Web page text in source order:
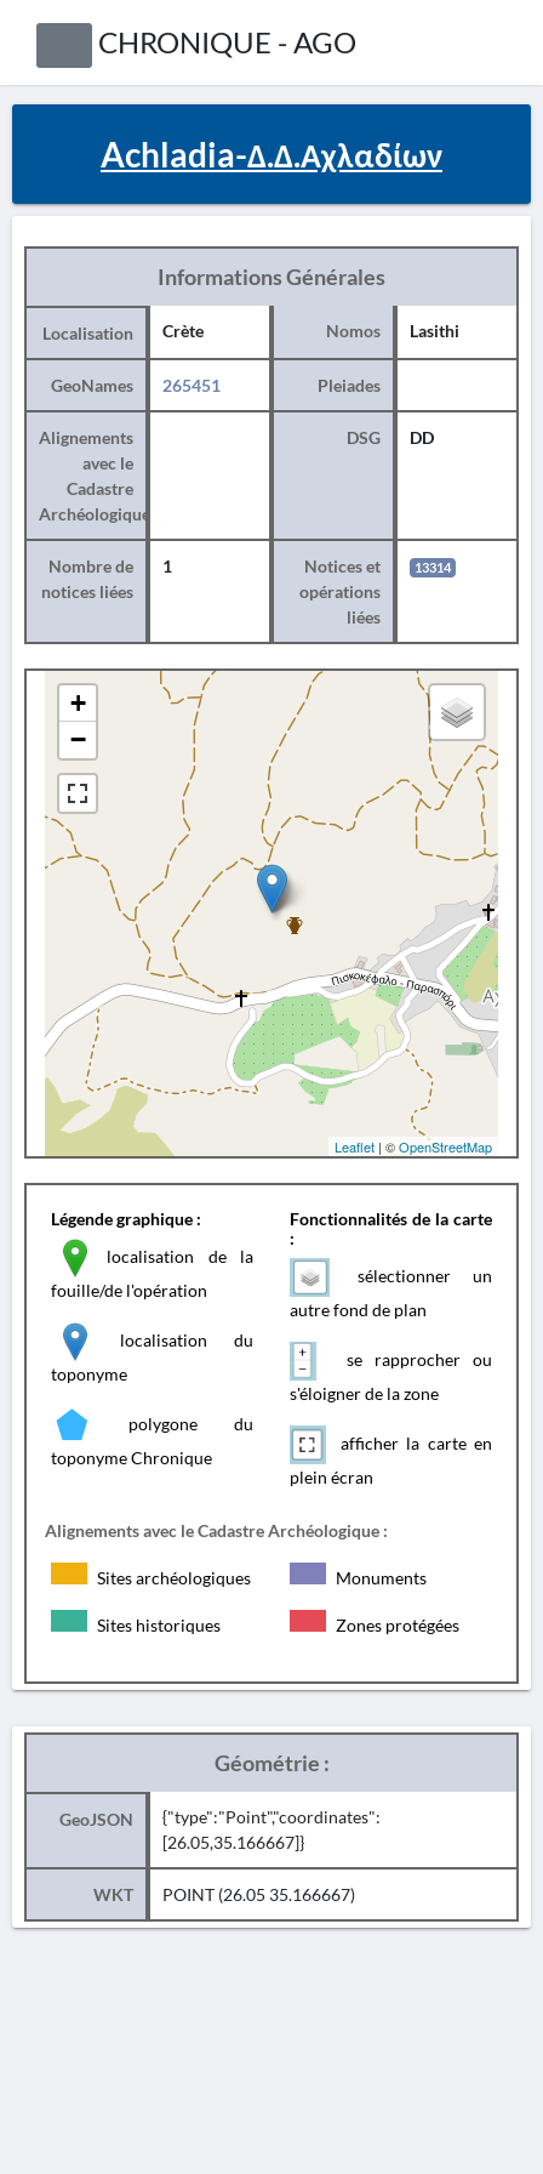
CHRONIQUE - AGO
Achladia-Δ.Δ.Αχλαδίων
Informations Générales
Localisation Crète Nomos Lasithi
GeoNames 265451 Pleiades
Alignements
avec le
Cadastre
Archéologique
DSG DD
Nombre de
notices liées
1
Notices et
opérations
liées
13314
+
−
Leaflet | ©OpenStreetMap
Légende graphique :
localisation de la
fouille/de l'opération
localisation du
toponyme
polygone du
toponyme Chronique
Fonctionnalités de la carte
:
sélectionner un
autre fond de plan
se rapprocher ou
s'éloigner de la zone
afficher la carte en
plein écran
Alignements avec le Cadastre Archéologique :
Sites archéologiques Monuments
Sites historiques Zones protégées
Géométrie :
GeoJSON
{"type":"Point","coordinates":
[26.05,35.166667]}
WKT POINT (26.05 35.166667)